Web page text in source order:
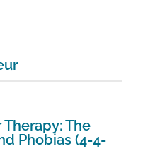
The
Phobias (4-4-